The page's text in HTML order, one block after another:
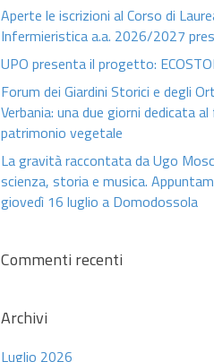
Aperte le iscrizioni al Corso di
Infermieristica a.a. 2026/2027
UPO presenta il progetto:
Forum dei Giardini Storici e degli
Verbania: una due giorni dedicata
patrimonio vegetale
La gravità raccontata da Ugo
scienza, storia e musica.
giovedì 16 luglio a Domodossola
Commenti recenti
Archivi
Luglio 2026